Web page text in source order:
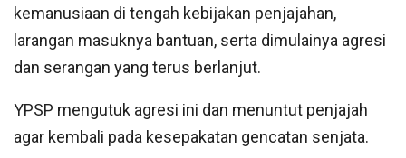
kemanusiaan di tengah kebijakan penjajahan,
larangan masuknya bantuan, serta dimulainya agresi
dan serangan yang terus berlanjut.
YPSP mengutuk agresi ini dan menuntut penjajah
agar kembali pada kesepakatan gencatan senjata.